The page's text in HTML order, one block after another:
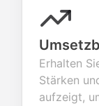
Erhalten
Stärken
aufzeigt,